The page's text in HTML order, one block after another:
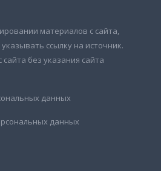
материалов с сайта,
ссылку на источник.
без указания сайта
данных
данных